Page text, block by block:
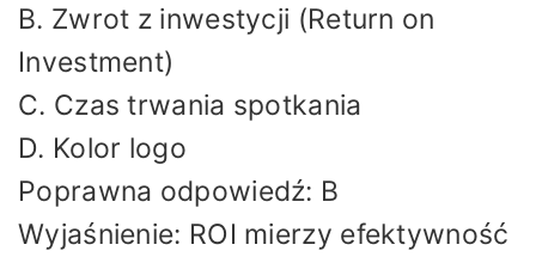
B. Zwrot z inwestycji (Return on
Investment)
C. Czas trwania spotkania
D. Kolor logo
Poprawna odpowiedź: B
Wyjaśnienie: ROI mierzy efektywność